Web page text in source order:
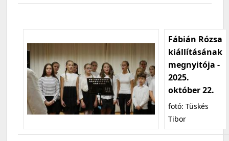
Fábián Rózsa
kiállításának
megnyitója -
2025.
október 22.
fotó: Tüskés
Tibor